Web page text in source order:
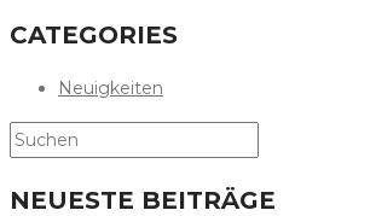
CATEGORIES
Neuigkeiten
NEUESTE BEITRÄGE